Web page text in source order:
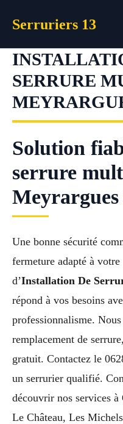
Serruriers 13
SERRURE
Solution
serrure
Meyrargues
Une bonne sécurité
fermeture adapté à
d’Installation De
répond à vos besoins
professionnalisme.
remplacement de
gratuit. Contactez le
un serrurier qualifié.
découvrir nos services
Le Château, Les